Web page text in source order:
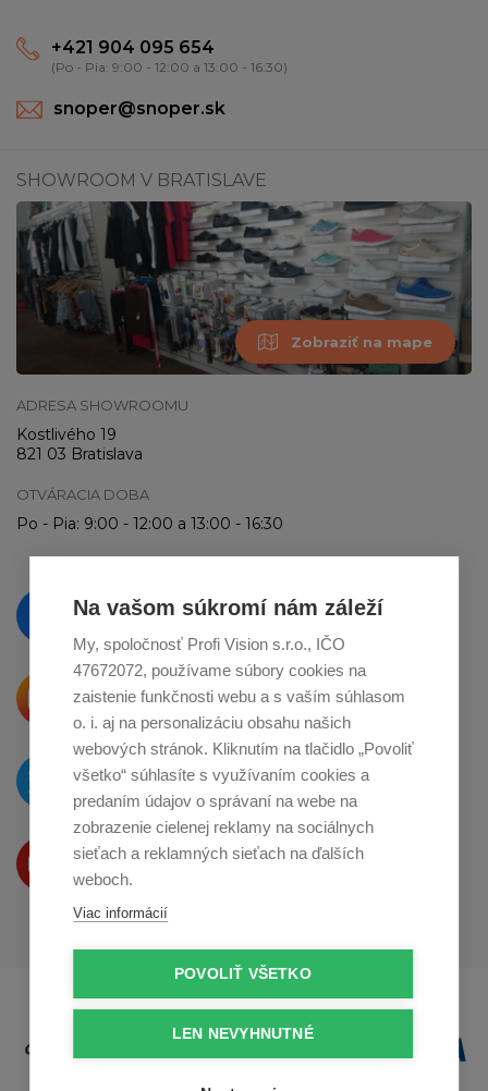
+421 904 095 654
(Po - Pia: 9:00 - 12:00 a 13:00 - 16:30)
snoper@snoper.sk
SHOWROOM V BRATISLAVE
Zobraziť na mape
ADRESA SHOWROOMU
Kostlivého 19
821 03 Bratislava
OTVÁRACIA DOBA
Po - Pia: 9:00 - 12:00 a 13:00 - 16:30
Vzdelávajte se a sledujte nás
Krásne produkty si priamo hovoria
o zdieľanie naInstagrame
O novinkách píšeme
na Twitteri
Produkty Vám predstavujeme
naYoutube
Na vašom súkromí nám záleží
My, spoločnosť Profi Vision s.r.o., IČO
47672072, používame súbory cookies na
zaistenie funkčnosti webu a s vaším súhlasom
o. i. aj na personalizáciu obsahu našich
webových stránok. Kliknutím na tlačidlo „Povoliť
všetko“ súhlasíte s využívaním cookies a
predaním údajov o správaní na webe na
zobrazenie cielenej reklamy na sociálnych
sieťach a reklamných sieťach na ďalších
weboch.
Viac informácií
POVOLIŤ VŠETKO
LEN NEVYHNUTNÉ